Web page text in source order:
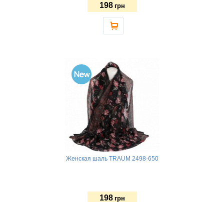
198 грн
Женская шаль TRAUM 2498-650
198 грн